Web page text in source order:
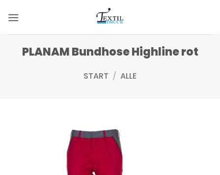
Inhalt
PLANAM Bundhose Highline rot
START / ALLE